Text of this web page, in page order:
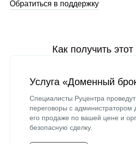
Обратиться в поддержку
Как получить
Услуга «Доменный
Специалисты Руцентра проведут
переговоры с администратором
его продаже по вашей цене и
безопасную сделку.